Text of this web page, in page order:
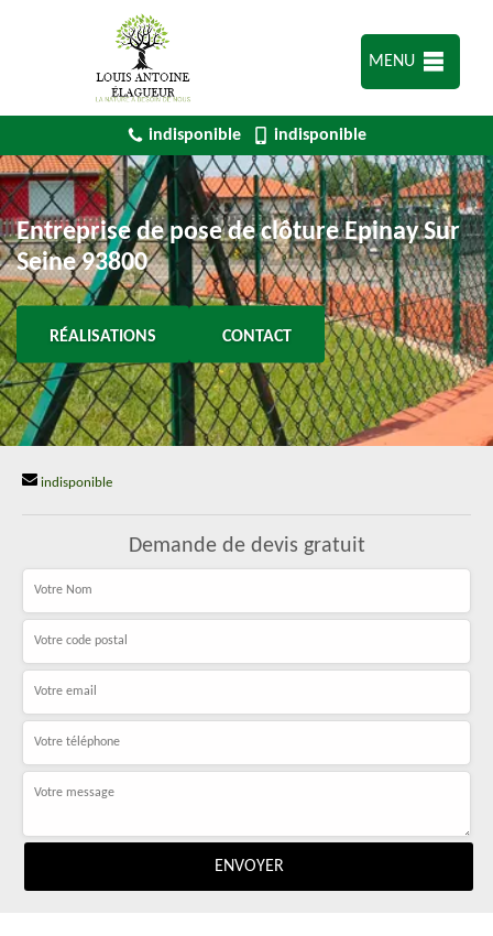
MENU
indisponible indisponible
Entreprise de pose de clôture Epinay Sur
Seine 93800
RÉALISATIONS CONTACT
indisponible
Demande de devis gratuit